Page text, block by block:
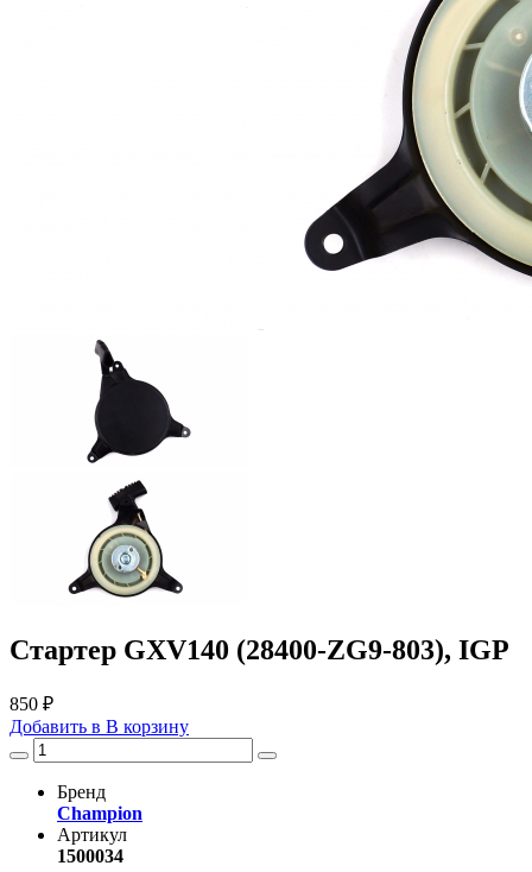
Стартер GXV140 (28400-ZG9-803), IGP
850 ₽
Добавить в В корзину
Бренд
Champion
Артикул
1500034